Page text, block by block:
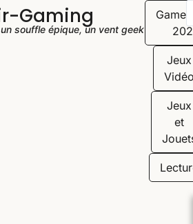
Gaming
souffle épique, un vent geek"
Jeux
Jeux
et